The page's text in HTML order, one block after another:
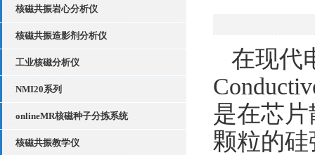
核磁共振岩心分析仪
核磁共振造影剂分析仪
工业核磁分析仪
NMI20系列
onlineMR核磁种子分拣系统
核磁共振教学仪
在现代
是在芯
颗粒的